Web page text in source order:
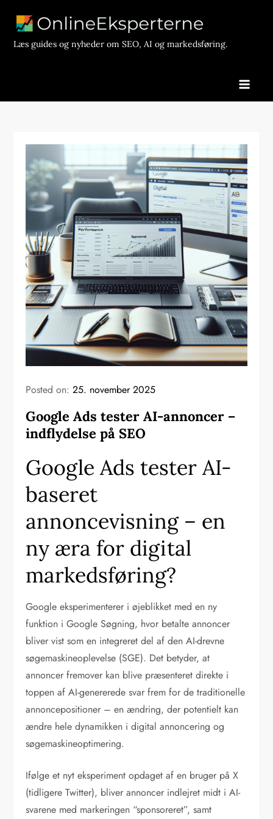
contentLæs guides og nyheder om SEO, AI og markedsføring.
Posted on:25. november 2025
Google Ads tester AI-annoncer –
indflydelse på SEO
Google Ads tester AI-
baseret
annoncevisning – en
ny æra for digital
markedsføring?
Google eksperimenterer i øjeblikket med en ny
funktion i Google Søgning, hvor betalte annoncer
bliver vist som en integreret del af den AI-drevne
søgemaskineoplevelse (SGE). Det betyder, at
annoncer fremover kan blive præsenteret direkte i
toppen af AI-genererede svar frem for de traditionelle
annoncepositioner – en ændring, der potentielt kan
ændre hele dynamikken i digital annoncering og
søgemaskineoptimering.
Ifølge et nyt eksperiment opdaget af en bruger på X
(tidligere Twitter), bliver annoncer indlejret midt i AI-
svarene med markeringen “sponsoreret”, samt